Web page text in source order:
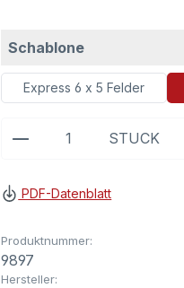
Schabloneauswählen
Express 6 x 5 Felder
Produkt Anzahl:
STÜCK
PDF-Datenblatt
Produktnummer:
9897
Hersteller: